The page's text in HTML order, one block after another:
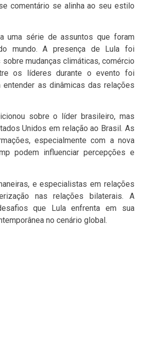
comentário se alinha ao seu estilo
uma série de assuntos que foram
mundo. A presença de Lula foi
mudanças climáticas, comércio
os líderes durante o evento foi
as dinâmicas das relações
sobre o líder brasileiro, mas
Unidos em relação ao Brasil. As
especialmente com a nova
podem influenciar percepções e
e especialistas em relações
nas relações bilaterais. A
que Lula enfrenta em sua
no cenário global.